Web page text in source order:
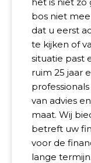
bos niet
dat u eerst
te kijken of
situatie past
ruim 25 jaar
van advies
maat. Wij
betreft uw
voor de
lange